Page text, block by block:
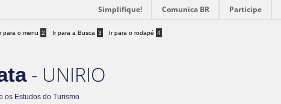
Simplifique! Comunica BR Participe
para o menu 2 Ir para a Busca 3 Ir para o rodapé 4
- UNIRIO
os Estudos do Turismo